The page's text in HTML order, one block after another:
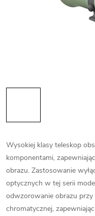
Wysokiej klasy teleskop
komponentami,
obrazu. Zastosowanie
optycznych w tej serii
odwzorowanie obrazu
chromatycznej,